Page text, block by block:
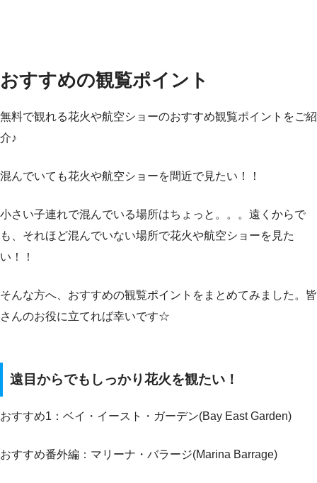
おすすめの観覧ポイント
無料で観れる花火や航空ショーのおすすめ観覧ポイントをご紹
介♪
混んでいても花火や航空ショーを間近で見たい！！
小さい子連れで混んでいる場所はちょっと。。。遠くからで
も、それほど混んでいない場所で花火や航空ショーを見た
い！！
そんな方へ、おすすめの観覧ポイントをまとめてみました。皆
さんのお役に立てれば幸いです☆
遠目からでもしっかり花火を観たい！
おすすめ1：ベイ・イースト・ガーデン(Bay East Garden)
おすすめ番外編：マリーナ・バラージ(Marina Barrage)